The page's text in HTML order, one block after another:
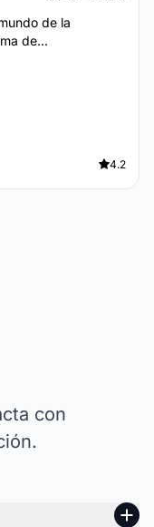
de la
de...
4.2
con